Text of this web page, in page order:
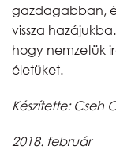
gazdagabban,
vissza
hogy nemzetük
életüket.
Készítette: Cseh
2018. február